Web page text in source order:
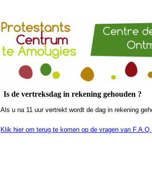
Is de vertreksdag in rekening gehouden ?
Als u na 11 uur vertrekt wordt de dag in rekening
Klik hier om terug te komen op de vragen van F.A.Q.